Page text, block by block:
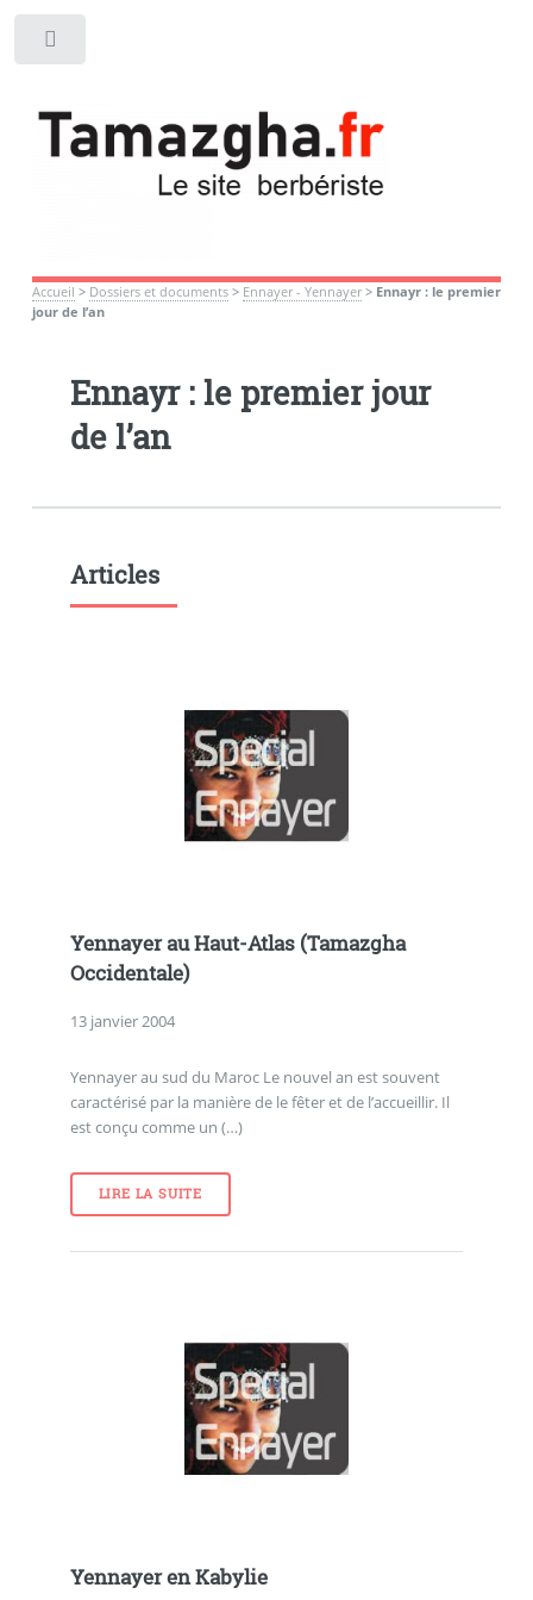
Accueil > Dossiers et documents> Ennayer - Yennayer> Ennayr : le premier
jour de l’an
Ennayr : le premier jour
de l’an
Articles
Yennayer au Haut-Atlas (Tamazgha
Occidentale)
13 janvier 2004
Yennayer au sud du Maroc Le nouvel an est souvent
caractérisé par la manière de le fêter et de l’accueillir. Il
est conçu comme un (…)
LIRE LA SUITE
Yennayer en Kabylie